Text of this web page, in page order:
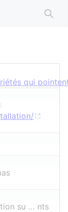
qui
su … nts